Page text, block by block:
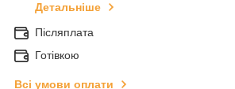
Детальніше
Післяплата
Готівкою
Всі умови оплати